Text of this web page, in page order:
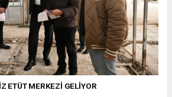
ETÜT MERKEZİ GELİYOR